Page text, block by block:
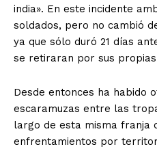
india». En este incidente
soldados, pero no cambió
ya que sólo duró 21 días
se retiraran por sus
Desde entonces ha habido
escaramuzas entre las
largo de esta misma franja
enfrentamientos por